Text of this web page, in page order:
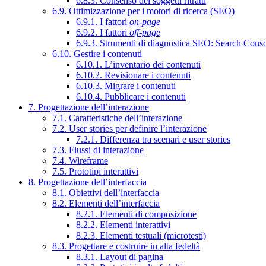
6.9. Ottimizzazione per i motori di ricerca (SEO)
6.9.1. I fattori on-page
6.9.2. I fattori off-page
6.9.3. Strumenti di diagnostica SEO: Search
6.10. Gestire i contenuti
6.10.1. L’inventario dei contenuti
6.10.2. Revisionare i contenuti
6.10.3. Migrare i contenuti
6.10.4. Pubblicare i contenuti
7. Progettazione dell’interazione
7.1. Caratteristiche dell’interazione
7.2. User stories per definire l’interazione
7.2.1. Differenza tra scenari e user stories
7.3. Flussi di interazione
7.4. Wireframe
7.5. Prototipi interattivi
8. Progettazione dell’interfaccia
8.1. Obiettivi dell’interfaccia
8.2. Elementi dell’interfaccia
8.2.1. Elementi di composizione
8.2.2. Elementi interattivi
8.2.3. Elementi testuali (microtesti)
8.3. Progettare e costruire in alta fedeltà
8.3.1. Layout di pagina